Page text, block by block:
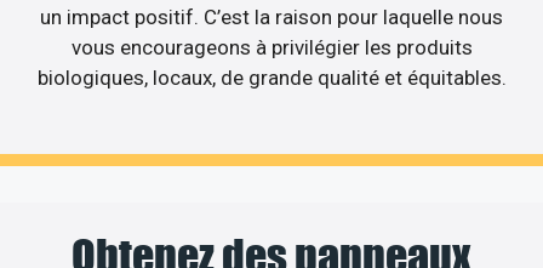
un impact positif. C’est la raison pour laquelle nous
vous encourageons à privilégier les produits
biologiques, locaux, de grande qualité et équitables.
Obtenez des panneaux